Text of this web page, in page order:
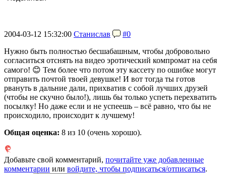
2004-03-12 15:32:00 Станислав
#0
Нужно быть полностью бесшабашным, чтобы добровольно
согласиться отснять на видео эротический компромат на себя
самого! 😊 Тем более что потом эту кассету по ошибке могут
отправить почтой твоей девушке! И вот тогда ты готов
рвануть в дальние дали, прихватив с собой лучших друзей
(чтобы не скучно было!), лишь бы только успеть перехватить
посылку! Но даже если и не успеешь – всё равно, что бы не
происходило, происходит к лучшему!
Общая оценка: 8 из 10 (очень хорошо).
Добавьте свой комментарий, почитайте уже добавленные
комментарии или войдите, чтобы подписаться/отписаться.